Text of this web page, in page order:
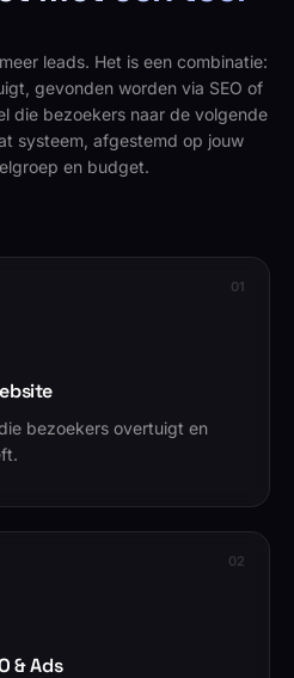
leads. Het is een combinatie:
gevonden worden via SEO of
die bezoekers naar de volgende
systeem, afgestemd op jouw
en budget.
01
bezoekers overtuigt en
02
& Ads